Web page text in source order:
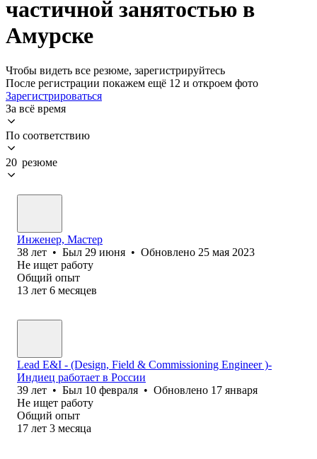
частичной занятостью в
Амурске
Чтобы видеть все резюме, зарегистрируйтесь
После регистрации покажем ещё 12 и откроем фото
Зарегистрироваться
За всё время
По соответствию
20 резюме
Инженер, Мастер
38 лет • Был 29 июня • Обновлено 25 мая 2023
Не ищет работу
Общий опыт
13 лет 6 месяцев
Lead E&I - (Design, Field & Commissioning Engineer )-
Индиец работает в России
39 лет • Был 10 февраля • Обновлено 17 января
Не ищет работу
Общий опыт
17 лет 3 месяца